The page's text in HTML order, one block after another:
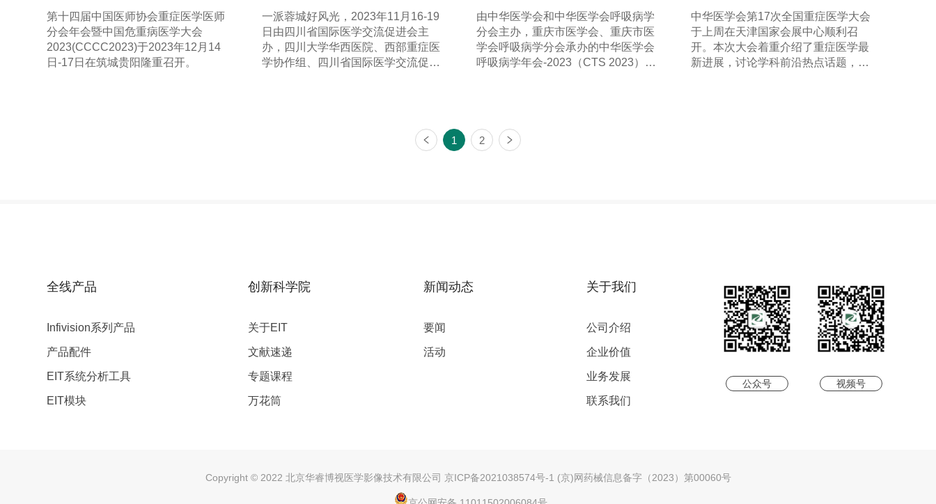
要@CCCC2023
第十四届中国医师协会重症医学医师
分会年会暨中国危重病医学大会
2023(CCCC2023)于2023年12月14
日-17日在筑城贵阳隆重召开。
梅奥国际重症医学大会2023暨西
部重症医学论坛精彩回顾
一派蓉城好风光，2023年11月16-19
日由四川省国际医学交流促进会主
办，四川大学华西医院、西部重症医
学协作组、四川省国际医学交流促进
会精彩瞬间
由中华医学会和中华医学会呼吸病学
分会主办，重庆市医学会、重庆市医
学会呼吸病学分会承办的中华医学会
呼吸病学年会-2023（CTS 2023）于
症学科发展新视野
中华医学会第17次全国重症医学大会
于上周在天津国家会展中心顺利召
开。本次大会着重介绍了重症医学最
新进展，讨论学科前沿热点话题，重
1 2
全线产品
Infivision系列产品
产品配件
EIT系统分析工具
EIT模块
创新科学院
关于EIT
文献速递
专题课程
万花筒
新闻动态
要闻
活动
关于我们
公司介绍
企业价值
业务发展
联系我们
公众号 视频号
Copyright © 2022 北京华睿博视医学影像技术有限公司 京ICP备2021038574号-1 (京)网药械信息备字（2023）第00060号